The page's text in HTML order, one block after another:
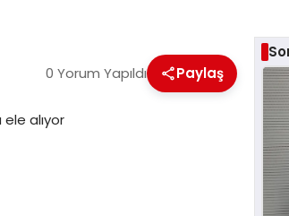
0 Yorum Yapıldı Paylaş